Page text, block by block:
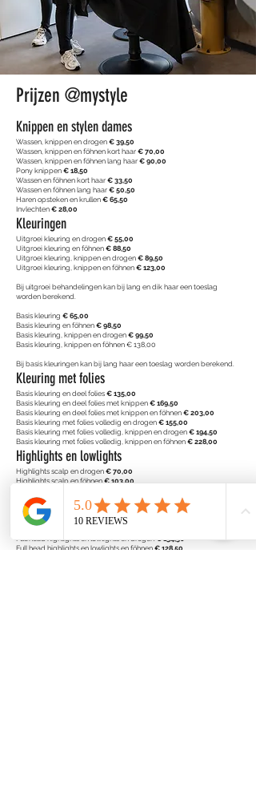
Prijzen @mystyle
Knippen en stylen dames
Wassen, knippen en drogen € 39,50
Wassen, knippen en föhnen kort haar € 70,00
Wassen, knippen en föhnen lang haar € 90,00
Pony knippen € 18,50
Wassen en föhnen kort haar € 33,50
Wassen en föhnen lang haar € 50,50
Haren opsteken en krullen € 65,50
Invlechten € 28,00
Kleuringen
Uitgroei kleuring en drogen € 55,00
Uitgroei kleuring en föhnen € 88,50
Uitgroei kleuring, knippen en drogen € 89,50
Uitgroei kleuring, knippen en föhnen € 123,00
Bij uitgroei behandelingen kan bij lang en dik haar een toeslag
worden berekend.
Basis kleuring € 65,00
Basis kleuring en föhnen € 98,50
Basis kleuring, knippen en drogen € 99,50
Basis kleuring, knippen en föhnen € 138,00
Bij basis kleuringen kan bij lang haar een toeslag worden berekend.
Kleuring met folies
Basis kleuring en deel folies € 135,00
Basis kleuring en deel folies met knippen € 169,50
Basis kleuring en deel folies met knippen en föhnen € 203,00
Basis kleuring met folies volledig en drogen € 155,00
Basis kleuring met folies volledig, knippen en drogen € 194,50
Basis kleuring met folies volledig, knippen en föhnen € 228,00
Highlights en lowlights
Highlights scalp en drogen € 70,00
Highlights scalp en föhnen € 103,00
Highlights of lowlights scalp, knippen en föhnen
€ 143,00
Bij highlights kan bij lang en dik haar een toeslag worden berekend.
Full head highlights en lowlights en drogen€ 134,50
Full head highlights en lowlights en föhnen € 128,50